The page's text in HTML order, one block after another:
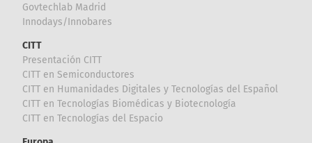
Govtechlab Madrid
Innodays/Innobares
CITT
Presentación CITT
CITT en Semiconductores
CITT en Humanidades Digitales y Tecnologías del Español
CITT en Tecnologías Biomédicas y Biotecnología
CITT en Tecnologías del Espacio